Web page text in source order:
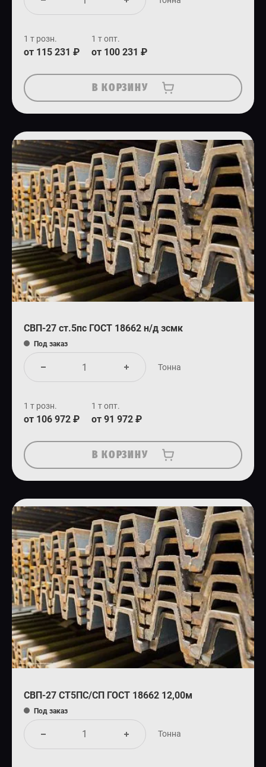
1 т розн.
от 115 231 ₽
1 т опт.
от 100 231 ₽
В КОРЗИНУ
СВП-27 ст.5пс ГОСТ 18662 н/д зсмк
Под заказ
Тонна
1 т розн.
от 106 972 ₽
1 т опт.
от 91 972 ₽
В КОРЗИНУ
СВП-27 СТ5ПС/СП ГОСТ 18662 12,00м
Под заказ
Тонна